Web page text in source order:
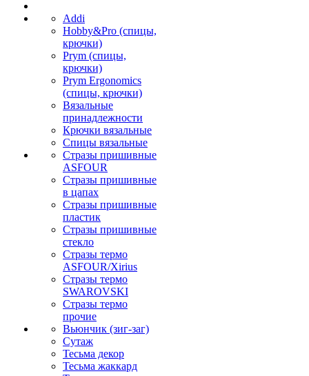
Addi
Hobby&Pro (спицы,
крючки)
Prym (спицы,
крючки)
Prym Ergonomics
(спицы, крючки)
Вязальные
принадлежности
Крючки вязальные
Спицы вязальные
Стразы пришивные
ASFOUR
Стразы пришивные
в цапах
Стразы пришивные
пластик
Стразы пришивные
стекло
Стразы термо
ASFOUR/Xirius
Стразы термо
SWAROVSKI
Стразы термо
прочие
Вьюнчик (зиг-заг)
Сутаж
Тесьма декор
Тесьма жаккард